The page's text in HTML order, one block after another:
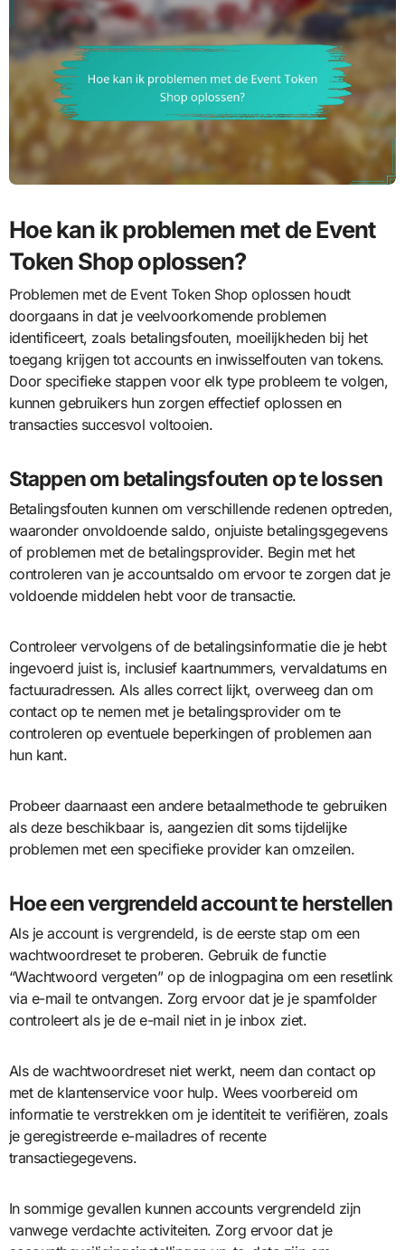
Hoe kan ik problemen met de Event
Token Shop oplossen?
Problemen met de Event Token Shop oplossen houdt
doorgaans in dat je veelvoorkomende problemen
identificeert, zoals betalingsfouten, moeilijkheden bij het
toegang krijgen tot accounts en inwisselfouten van tokens.
Door specifieke stappen voor elk type probleem te volgen,
kunnen gebruikers hun zorgen effectief oplossen en
transacties succesvol voltooien.
Stappen om betalingsfouten op te lossen
Betalingsfouten kunnen om verschillende redenen optreden,
waaronder onvoldoende saldo, onjuiste betalingsgegevens
of problemen met de betalingsprovider. Begin met het
controleren van je accountsaldo om ervoor te zorgen dat je
voldoende middelen hebt voor de transactie.
Controleer vervolgens of de betalingsinformatie die je hebt
ingevoerd juist is, inclusief kaartnummers, vervaldatums en
factuuradressen. Als alles correct lijkt, overweeg dan om
contact op te nemen met je betalingsprovider om te
controleren op eventuele beperkingen of problemen aan
hun kant.
Probeer daarnaast een andere betaalmethode te gebruiken
als deze beschikbaar is, aangezien dit soms tijdelijke
problemen met een specifieke provider kan omzeilen.
Hoe een vergrendeld account te herstellen
Als je account is vergrendeld, is de eerste stap om een
wachtwoordreset te proberen. Gebruik de functie
“Wachtwoord vergeten” op de inlogpagina om een resetlink
via e-mail te ontvangen. Zorg ervoor dat je je spamfolder
controleert als je de e-mail niet in je inbox ziet.
Als de wachtwoordreset niet werkt, neem dan contact op
met de klantenservice voor hulp. Wees voorbereid om
informatie te verstrekken om je identiteit te verifiëren, zoals
je geregistreerde e-mailadres of recente
transactiegegevens.
In sommige gevallen kunnen accounts vergrendeld zijn
vanwege verdachte activiteiten. Zorg ervoor dat je